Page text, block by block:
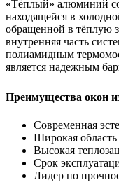
«Тёплый» алюминий
находящейся в
обращенной в тёплую
внутренняя часть
полиамидным
является надежным
Преимущества окон
Современная
Широкая
Высокая
Срок
Лидер по